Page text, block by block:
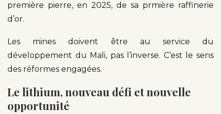
première pierre, en 2025, de sa prmière raffinerie
d’or.
Les mines doivent être au service du
développement du Mali, pas l’inverse. C’est le sens
des réformes engagées.
Le lithium, nouveau défi et nouvelle
opportunité